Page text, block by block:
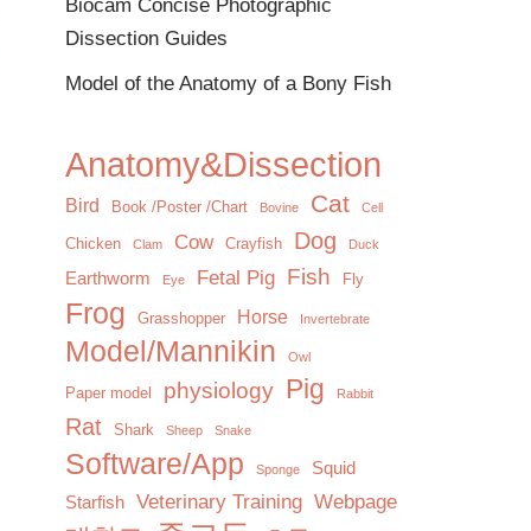
Biocam Concise Photographic
Dissection Guides
Model of the Anatomy of a Bony Fish
Anatomy&Dissection
Bird Book /Poster /Chart Bovine Cat Cell
Chicken Clam Cow Crayfish Dog Duck
Earthworm Eye Fetal Pig Fish Fly
Frog Grasshopper Horse Invertebrate
Model/Mannikin Owl
Paper model physiology Pig Rabbit
Rat Shark Sheep Snake
Software/App Sponge
Squid
Starfish
Veterinary Training Webpage